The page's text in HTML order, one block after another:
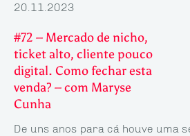
20.11.2023
#72 – Mercado de nicho,
ticket alto, cliente pouco
digital. Como fechar esta
venda? – com Maryse
Cunha
De uns anos para cá houve uma